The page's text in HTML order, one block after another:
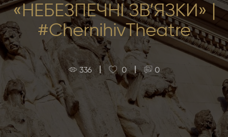
«НЕБЕЗПЕЧНІ ЗВ’ЯЗКИ» |
#ChernihivTheatre
336 | 0 | 0